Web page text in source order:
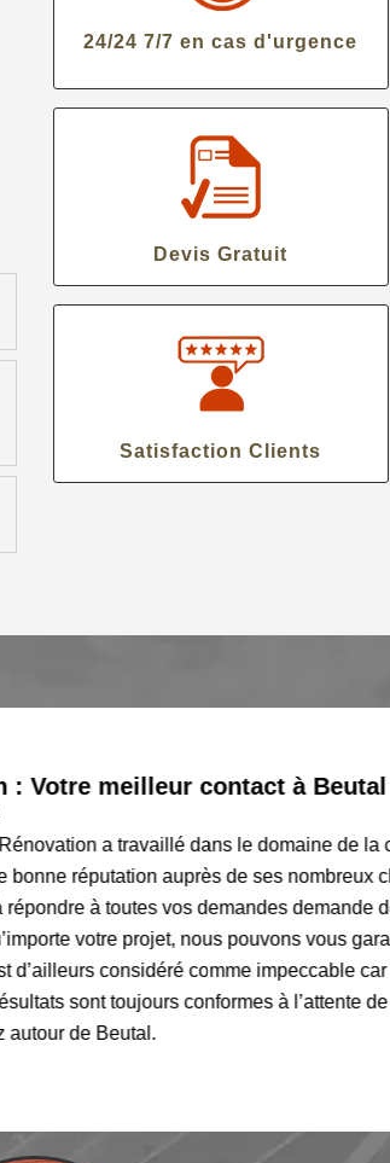
24/24 7/7 en cas d'urgence
Devis Gratuit
Satisfaction Clients
meilleur contact à Beutal
a travaillé dans le domaine de la
réputation auprès de ses nombreux
à toutes vos demandes demande de
votre projet, nous pouvons vous
considéré comme impeccable car
sont toujours conformes à l’attente de
de Beutal.